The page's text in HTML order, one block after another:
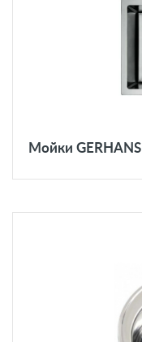
Мойки GERHANS